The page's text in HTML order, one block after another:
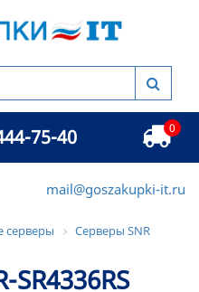
75-40 0
mail@goszakupki-it.ru
серверы
Серверы SNR
SR4336RS